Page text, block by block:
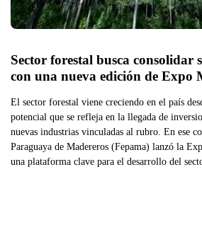
Sector forestal busca consolidar
con una nueva edición de Expo
El sector forestal viene creciendo en el país
potencial que se refleja en la llegada de
nuevas industrias vinculadas al rubro. En ese
Paraguaya de Madereros (Fepama) lanzó la
una plataforma clave para el desarrollo del